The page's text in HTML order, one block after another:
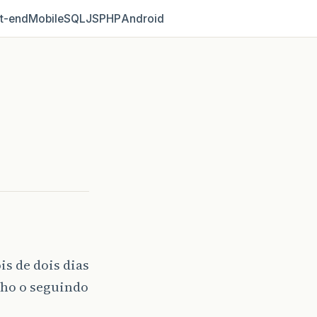
MobileSQLJSPHPAndroid
de dois dias
o seguindo